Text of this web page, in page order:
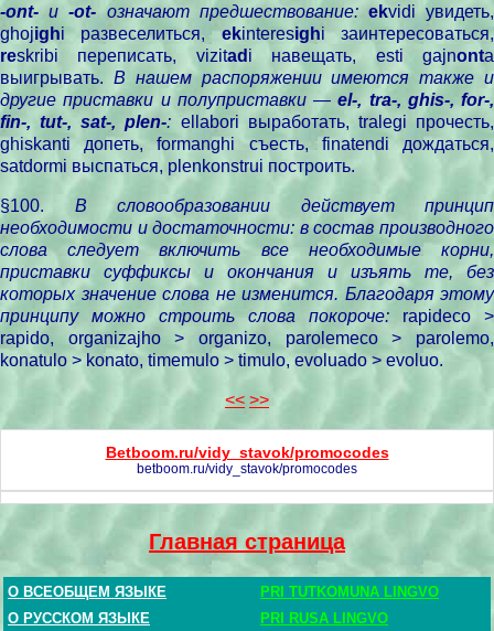
-ont- и-ot- означают предшествование: ekvidi увидеть,
ghojighi развеселиться, ekinteresighi заинтересоваться,
reskribi переписать, vizitad i навещать, esti gajnonta
выигрывать. В нашем распоряжении имеются также и
другие приставки и полуприставки —el-, tra-, ghis-, for-,
fin-, tut-, sat-, plen-: ellabori выработать, tralegi прочесть,
ghiskanti допеть, formanghi съесть, finatendi дождаться,
satdormi выспаться, plenkonstrui построить.
§100.
В словообразовании действует принцип
необходимости и достаточности: в состав производного
слова следует включить все необходимые корни,
приставки суффиксы и окончания и изъять те, без
которых значение слова не изменится. Благодаря этому
принципу можно строить слова покороче: rapideco >
rapido, organizajho > organizo, parolemeco > parolemo,
konatulo > konato, timemulo > timulo, evoluado > evoluo.
<< >>
Betboom.ru/vidy_stavok/promocodes
betboom.ru/vidy_stavok/promocodes
Главная страница
О ВСЕОБЩЕМ ЯЗЫКЕ
PRI TUTKOMUNA LINGVO
О РУССКОМ ЯЗЫКЕ
PRI RUSA LINGVO